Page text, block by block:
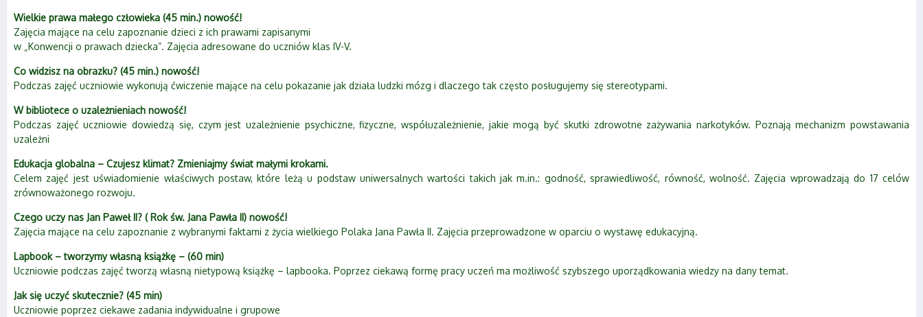
Wielkie prawa małego człowieka (45 min.) nowość!
Zajęcia mające na celu zapoznanie dzieci z ich prawami zapisanymi
w „Konwencji o prawach dziecka”. Zajęcia adresowane do uczniów klas IV-V.
Co widzisz na obrazku? (45 min.) nowość!
Podczas zajęć uczniowie wykonują ćwiczenie mające na celu pokazanie jak działa ludzki mózg i dlaczego tak często posługujemy się stereotypami.
W bibliotece o uzależnieniach nowość!
Podczas zajęć uczniowie dowiedzą się, czym jest uzależnienie psychiczne, fizyczne, współuzależnienie, jakie mogą być skutki zdrowotne zażywania narkotyków. Poznają mechanizm powstawania
uzależni
Edukacja globalna – Czujesz klimat? Zmieniajmy świat małymi krokami.
Celem zajęć jest uświadomienie właściwych postaw, które leżą u podstaw uniwersalnych wartości takich jak m.in.: godność, sprawiedliwość, równość, wolność. Zajęcia wprowadzają do 17 celów
zrównoważonego rozwoju.
Czego uczy nas Jan Paweł II? ( Rok św. Jana Pawła II) nowość!
Zajęcia mające na celu zapoznanie z wybranymi faktami z życia wielkiego Polaka Jana Pawła II. Zajęcia przeprowadzone w oparciu o wystawę edukacyjną.
Lapbook – tworzymy własną książkę – (60 min)
Uczniowie podczas zajęć tworzą własną nietypową książkę – lapbooka. Poprzez ciekawą formę pracy uczeń ma możliwość szybszego uporządkowania wiedzy na dany temat.
Jak się uczyć skutecznie? (45 min)
Uczniowie poprzez ciekawe zadania indywidualne i grupowe